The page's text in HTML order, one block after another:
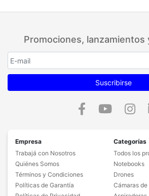
Promociones, lanzamientos
Suscribirse
Empresa
Trabajá con Nosotros
Quiénes Somos
Términos y Condiciones
Políticas de Garantía
Categorías
Todos los
Notebooks
Drones
Cámaras